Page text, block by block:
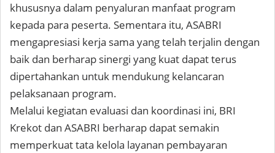
khususnya dalam penyaluran manfaat program
kepada para peserta. Sementara itu, ASABRI
mengapresiasi kerja sama yang telah terjalin dengan
baik dan berharap sinergi yang kuat dapat terus
dipertahankan untuk mendukung kelancaran
pelaksanaan program.
Melalui kegiatan evaluasi dan koordinasi ini, BRI
Krekot dan ASABRI berharap dapat semakin
memperkuat tata kelola layanan pembayaran